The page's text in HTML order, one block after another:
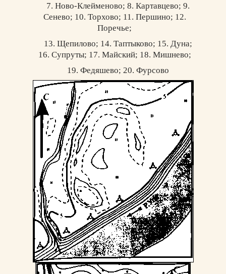
7. Ново-Клейменово; 8. Картавцево; 9.
Сенево; 10. Торхово; 11. Першино; 12.
Поречье;
13. Щепилово; 14. Таптыково; 15. Дуна;
16. Супруты; 17. Майский; 18. Мишнево;
19. Федяшево; 20. Фурсово